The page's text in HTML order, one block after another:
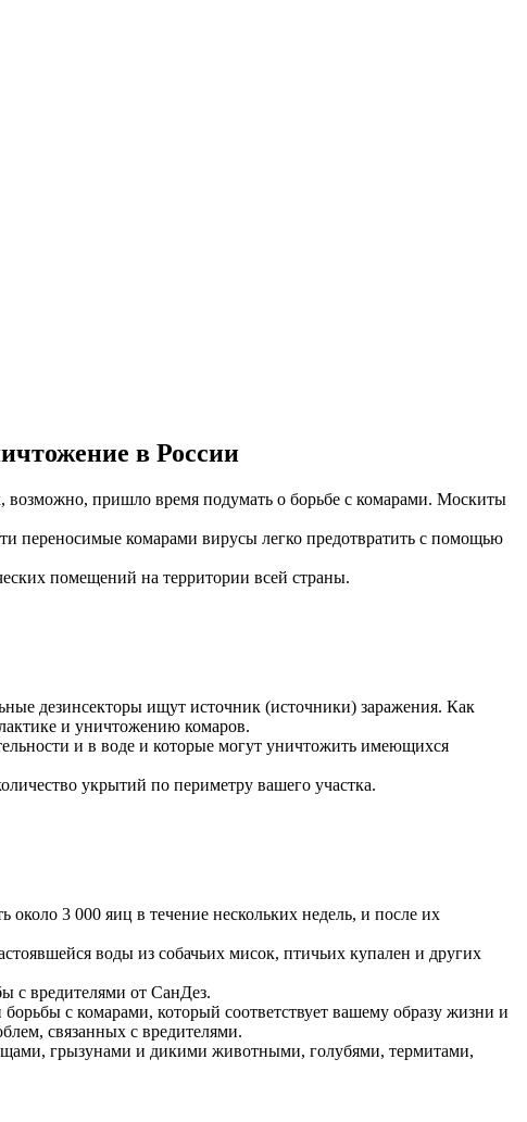
в России
возможно, пришло время подумать о борьбе с комарами. Москиты
переносимые комарами вирусы легко предотвратить с помощью
помещений на территории всей страны.
дезинсекторы ищут источник (источники) заражения. Как
и уничтожению комаров.
и в воде и которые могут уничтожить имеющихся
укрытий по периметру вашего участка.
3 000 яиц в течение нескольких недель, и после их
воды из собачьих мисок, птичьих купален и других
с вредителями от СанДез.
с комарами, который соответствует вашему образу жизни и
связанных с вредителями.
грызунами и дикими животными, голубями, термитами,